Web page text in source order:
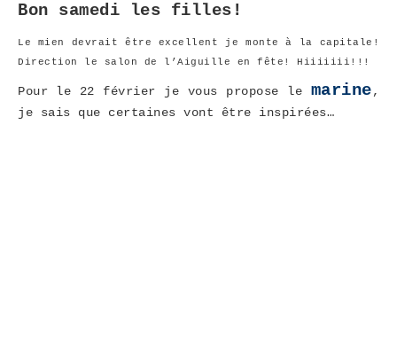
Bon samedi les filles!
Le mien devrait être excellent je monte à la capitale!
Direction le salon de l’Aiguille en fête! Hiiiiiii!!!
Pour le 22 février je vous propose le marine,
je sais que certaines vont être inspirées…